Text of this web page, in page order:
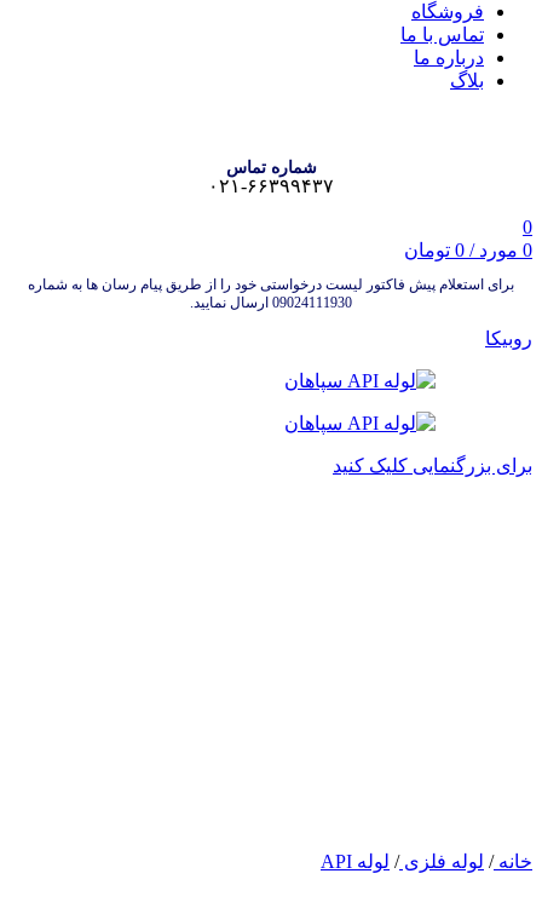
فروشگاه
تماس با ما
درباره ما
بلاگ
شماره تماس
۰۲۱-۶۶۳۹۹۴۳۷
0
0 مورد /
0 تومان
برای استعلام پیش فاکتور لیست درخواستی خود را از طریق پیام رسان ها به شماره
09024111930 ارسال نمایید.
روبیکا
برای بزرگنمایی کلیک کنید
خانه/ لوله فلزی/ لوله API